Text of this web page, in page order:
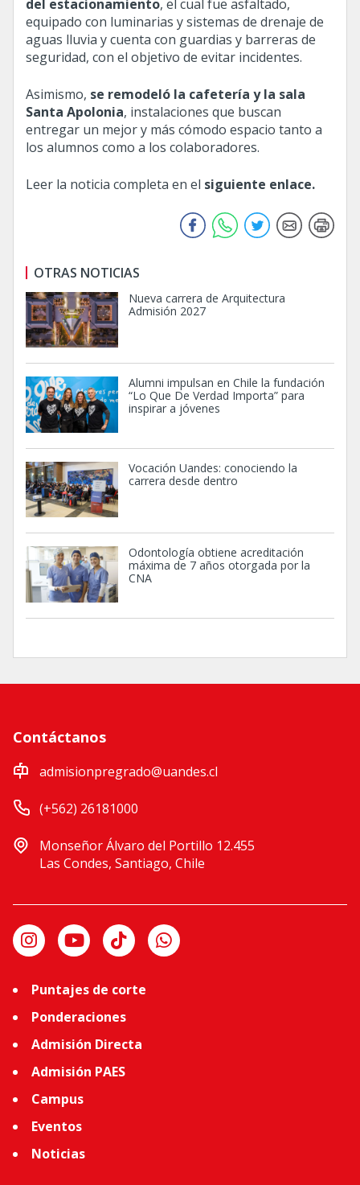
del estacionamiento, el cual fue asfaltado,
equipado con luminarias y sistemas de drenaje de
aguas lluvia y cuenta con guardias y barreras de
seguridad, con el objetivo de evitar incidentes.
Asimismo, se remodeló la cafetería y la sala
Santa Apolonia, instalaciones que buscan
entregar un mejor y más cómodo espacio tanto a
los alumnos como a los colaboradores.
Leer la noticia completa en el siguiente enlace.
OTRAS NOTICIAS
Nueva carrera de Arquitectura
Admisión 2027
Alumni impulsan en Chile la fundación
“Lo Que De Verdad Importa” para
inspirar a jóvenes
Vocación Uandes: conociendo la
carrera desde dentro
Odontología obtiene acreditación
máxima de 7 años otorgada por la
CNA
Contáctanos
admisionpregrado@uandes.cl
(+562) 26181000
Monseñor Álvaro del Portillo 12.455
Las Condes, Santiago, Chile
Puntajes de corte
Ponderaciones
Admisión Directa
Admisión PAES
Campus
Eventos
Noticias